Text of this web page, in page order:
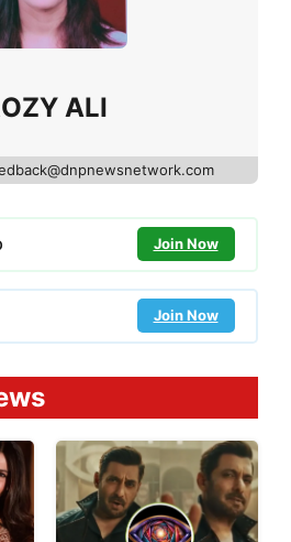
ALI
Join Now
Join Now